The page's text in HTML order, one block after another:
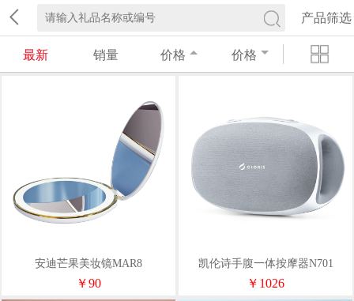
产品筛选
最新 销量 价格 价格
安迪芒果美妆镜MAR8
￥90
凯伦诗手腹一体按摩器N701
￥1026